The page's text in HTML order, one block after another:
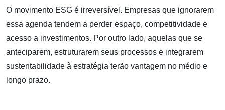
O movimento ESG é irreversível. Empresas que ignorarem
essa agenda tendem a perder espaço, competitividade e
acesso a investimentos. Por outro lado, aquelas que se
anteciparem, estruturarem seus processos e integrarem
sustentabilidade à estratégia terão vantagem no médio e
longo prazo.